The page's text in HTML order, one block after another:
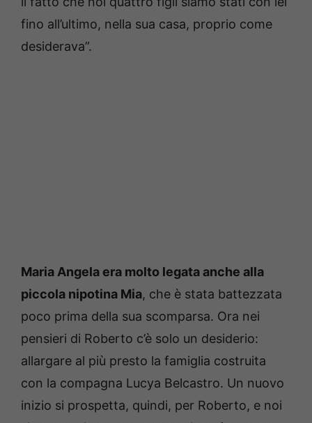
fino all’ultimo, nella sua casa, proprio come
desiderava”.
Maria Angela era molto legata anche alla
piccola nipotina Mia, che è stata battezzata
poco prima della sua scomparsa. Ora nei
pensieri di Roberto c’è solo un desiderio:
allargare al più presto la famiglia costruita
con la compagna Lucya Belcastro. Un nuovo
inizio si prospetta, quindi, per Roberto, e noi